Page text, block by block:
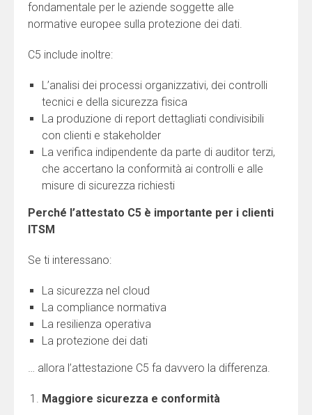
fondamentale per le aziende soggette alle
normative europee sulla protezione dei dati.
C5 include inoltre:
L’analisi dei processi organizzativi, dei controlli
tecnici e della sicurezza fisica
La produzione di report dettagliati condivisibili
con clienti e stakeholder
La verifica indipendente da parte di auditor terzi,
che accertano la conformità ai controlli e alle
misure di sicurezza richiesti
Perché l’attestato C5 è importante per i clienti
ITSM
Se ti interessano:
La sicurezza nel cloud
La compliance normativa
La resilienza operativa
La protezione dei dati
… allora l’attestazione C5 fa davvero la differenza.
Maggiore sicurezza e conformità